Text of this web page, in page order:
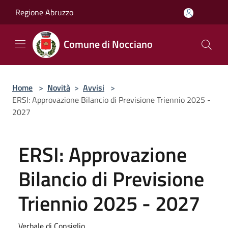
Regione Abruzzo
Comune di Nocciano
Home > Novità > Avvisi >
ERSI: Approvazione Bilancio di Previsione Triennio 2025 -
2027
ERSI: Approvazione
Bilancio di Previsione
Triennio 2025 - 2027